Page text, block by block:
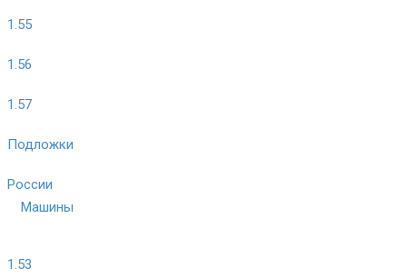
1.55
1.56
1.57
Подложки
России
Машины
1.53